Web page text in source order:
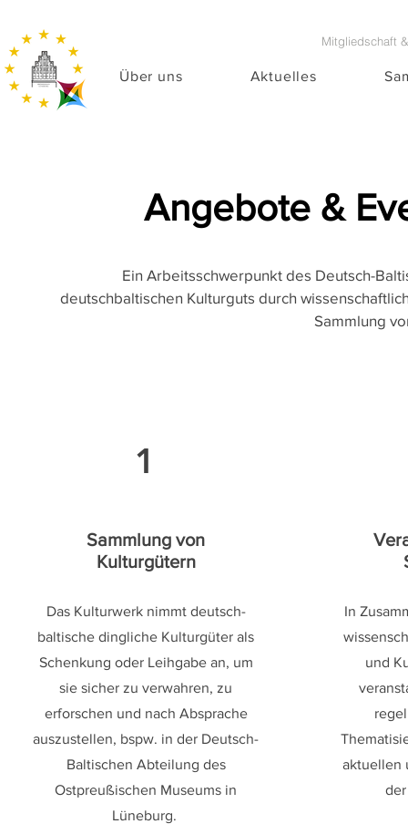
Über uns Aktuelles
Mitgliedschaft
Angebote &
Ein Arbeitsschwerpunkt des Deutsch-
deutschbaltischen Kulturguts durch
Sammlung
1
Sammlung von
Kulturgütern
Das Kulturwerk nimmt deutsch-
baltische dingliche Kulturgüter als
Schenkung oder Leihgabe an, um
sie sicher zu verwahren, zu
erforschen und nach Absprache
auszustellen, bspw. in der Deutsch-
Baltischen Abteilung des
Ostpreußischen Museums in
Lüneburg.
In
und
aktuellen